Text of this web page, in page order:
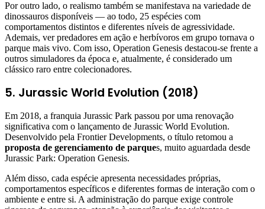
Por outro lado, o realismo também se manifestava na variedade de
dinossauros disponíveis — ao todo, 25 espécies com
comportamentos distintos e diferentes níveis de agressividade.
Ademais, ver predadores em ação e herbívoros em grupo tornava o
parque mais vivo. Com isso, Operation Genesis destacou-se frente a
outros simuladores da época e, atualmente, é considerado um
clássico raro entre colecionadores.
5. Jurassic World Evolution (2018)
Em 2018, a franquia Jurassic Park passou por uma renovação
significativa com o lançamento de Jurassic World Evolution.
Desenvolvido pela Frontier Developments, o título retomou a
proposta de gerenciamento de parques, muito aguardada desde
Jurassic Park: Operation Genesis.
Além disso, cada espécie apresenta necessidades próprias,
comportamentos específicos e diferentes formas de interação com o
ambiente e entre si. A administração do parque exige controle